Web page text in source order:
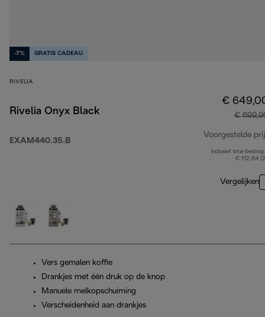
-7% GRATIS CADEAU
RIVELIA
Rivelia Onyx Black
EXAM440.35.B
€
€
Voorgestelde
Inclusief btw-bedrag
€ 112,64
Vergelijken
Vers gemalen koffie
Drankjes met één druk op de knop
Manuele melkopschuiming
Verscheidenheid aan drankjes